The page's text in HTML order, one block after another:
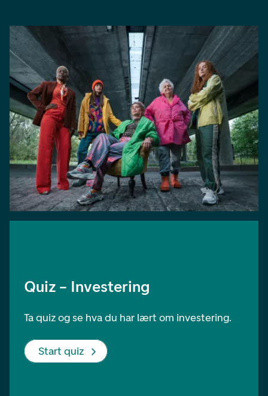
Quiz – Investering
Ta quiz og se hva du har lært om investering.
Start quiz